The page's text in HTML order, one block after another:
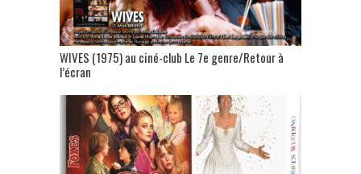
WIVES (1975) au ciné-club Le 7e genre/Retour à
l’écran